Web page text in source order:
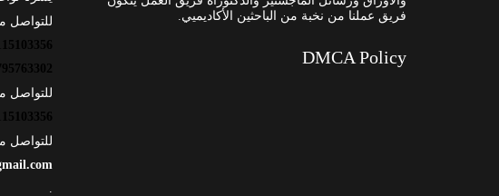
فريق عملنا من نخبة من الباحثين الأكاديميي.
DMCA Policy
للتواصل
للتواصل
للتواصل